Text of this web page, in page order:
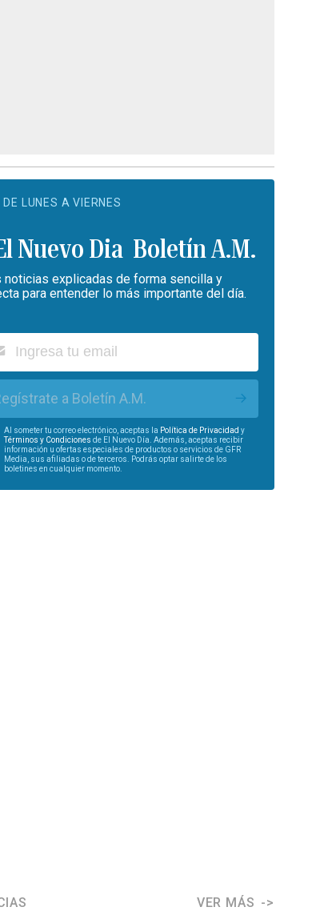
DE LUNES A VIERNES
Boletín A.M.
noticias explicadas de forma sencilla y
para entender lo más importante del día.
a Boletín A.M.
Al someter tu correo electrónico, aceptas la Política de Privacidad y
Términos y Condiciones de El Nuevo Día. Además, aceptas recibir
información u ofertas especiales de productos o servicios de GFR
Media, sus afiliadas o de terceros. Podrás optar salirte de los
boletines en cualquier momento.
VER MÁS